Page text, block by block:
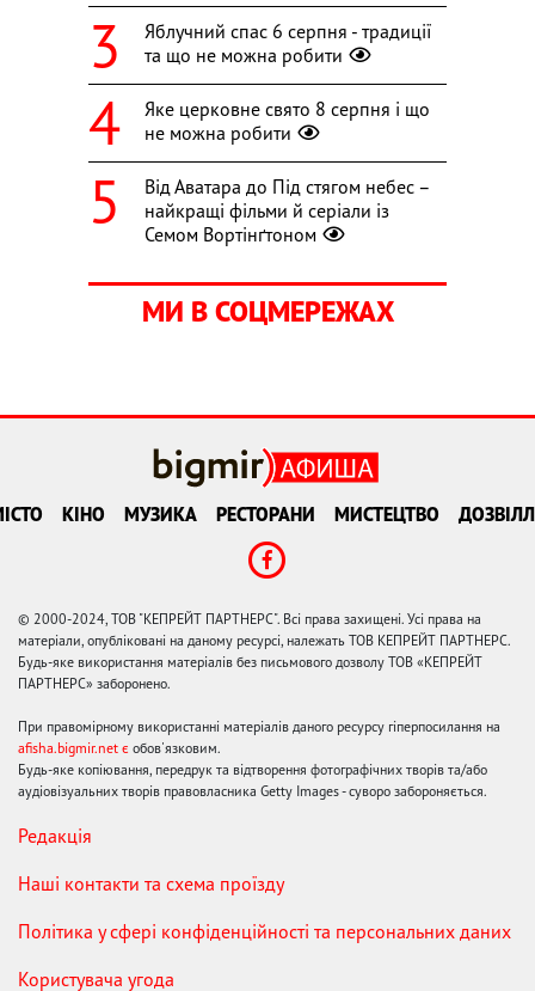
Яблучний спас 6 серпня - традиції
та що не можна робити
Яке церковне свято 8 серпня і що
не можна робити
Від Аватара до Під стягом небес –
найкращі фільми й серіали із
Семом Вортінґтоном
МИ В СОЦМЕРЕЖАХ
КІНО МУЗИКА РЕСТОРАНИ МИСТЕЦТВО
© 2000-2024, ТОВ "КЕПРЕЙТ ПАРТНЕРС". Всі права захищені. Усі права на
матеріали, опубліковані на даному ресурсі, належать ТОВ КЕПРЕЙТ ПАРТНЕРС.
Будь-яке використання матеріалів без письмового дозволу ТОВ «КЕПРЕЙТ
ПАРТНЕРС» заборонено.
При правомірному використанні матеріалів даного ресурсу гіперпосилання на
afisha.bigmir.net є обов'язковим.
Будь-яке копіювання, передрук та відтворення фотографічних творів та/або
аудіовізуальних творів правовласника Getty Images - суворо забороняється.
Редакція
Наші контакти та схема проїзду
Політика у сфері конфіденційності та персональних даних
Користувача угода